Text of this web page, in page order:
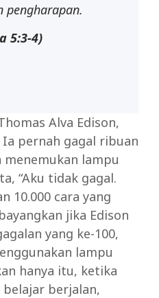
pengharapan.
5:3-4)
Alva Edison,
pernah gagal ribuan
lampu
“Aku tidak gagal.
10.000 cara yang
jika Edison
yang ke-100,
lampu
hanya itu, ketika
belajar berjalan,